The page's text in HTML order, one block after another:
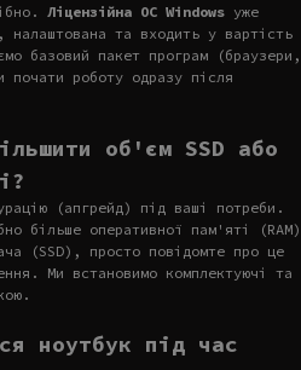
Ліцензійна ОС Windows уже
налаштована та входить у вартість
базовий пакет програм (браузери,
роботу одразу після
об'єм SSD або
(апгрейд) під ваші потреби.
більше оперативної пам'яті (RAM)
(SSD), просто повідомте про це
Ми встановимо комплектуючі та
ноутбук під час